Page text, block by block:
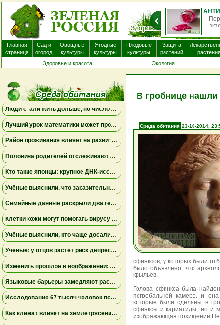
Главная
страница
Сад и
огород
Овощные
культуры
Ягодные
культуры
Плодовые
культуры
Защита
растений
растения
Здоровье и красота
Экология
Люди стали жить дольше, но число лет, проведённых с болезнями, продолжает расти
Лучший урок математики может проходить дома
Район проживания влияет на развитие мозга ребенка
Половина родителей отслеживают местоположение взрослых детей, но это не всегда приносит спокойствие
Кто такие японцы: крупное ДНК-исследование меняет представления о происхождении народа
Учёные выяснили, что заразительное зевание может начинаться ещё до рождения
Семейные данные раскрыли два генетических пути к детской депрессии и тревожности
Клетки кожи могут помогать вирусу бешенства проникать в нервную систему даже при незначительных повреждениях
Учёные выяснили, кто чаще досаливает еду: мужчины лидируют, а поведение женщин зависит от образа жизни
Ученые: у отцов растет риск депрессии через год после рождения ребенка
Изменить прошлое в воображении: как работа с воспоминаниями снижает страх неудачи
Языковые барьеры замедляют распространение знаний и инноваций — результаты исследования
Исследование 67 тысяч человек показало неожиданные факты о сексуальном влечении и возрасте
Как климат влияет на землетрясения: учёные установили связь между изменением уровня озера Туркана и тектонической активностью
В гробнице нашли
Среда обитания 23-10-2014,
сфинксов, у которых были
было объявлено, что
крыльев.
Голова сфинкса была
погребальной камере, и
которые были сделаны в
сфинксы и кариатиды, но и
изображающая похищение